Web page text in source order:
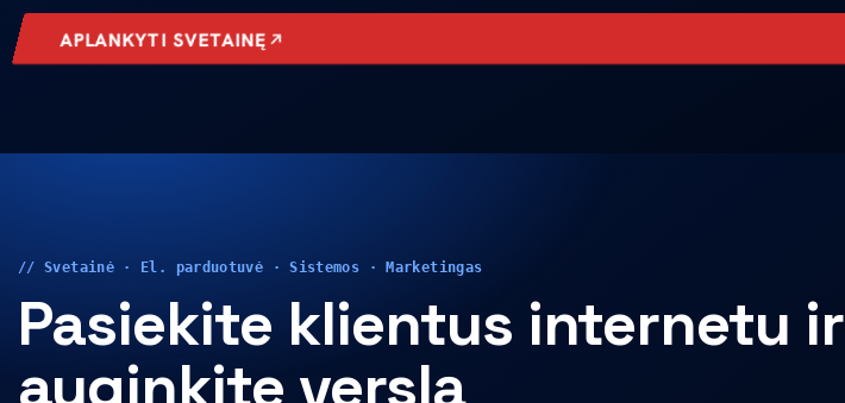
APLANKYTI SVETAINĘ
// Svetainė · El. parduotuvė · Sistemos · Marketingas
Pasiekite klientus internetu ir
auginkite verslą